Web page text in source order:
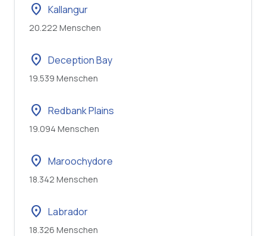
location_on Kallangur
20.222 Menschen
location_on Deception Bay
19.539 Menschen
location_on Redbank Plains
19.094 Menschen
location_on Maroochydore
18.342 Menschen
location_on Labrador
18.326 Menschen